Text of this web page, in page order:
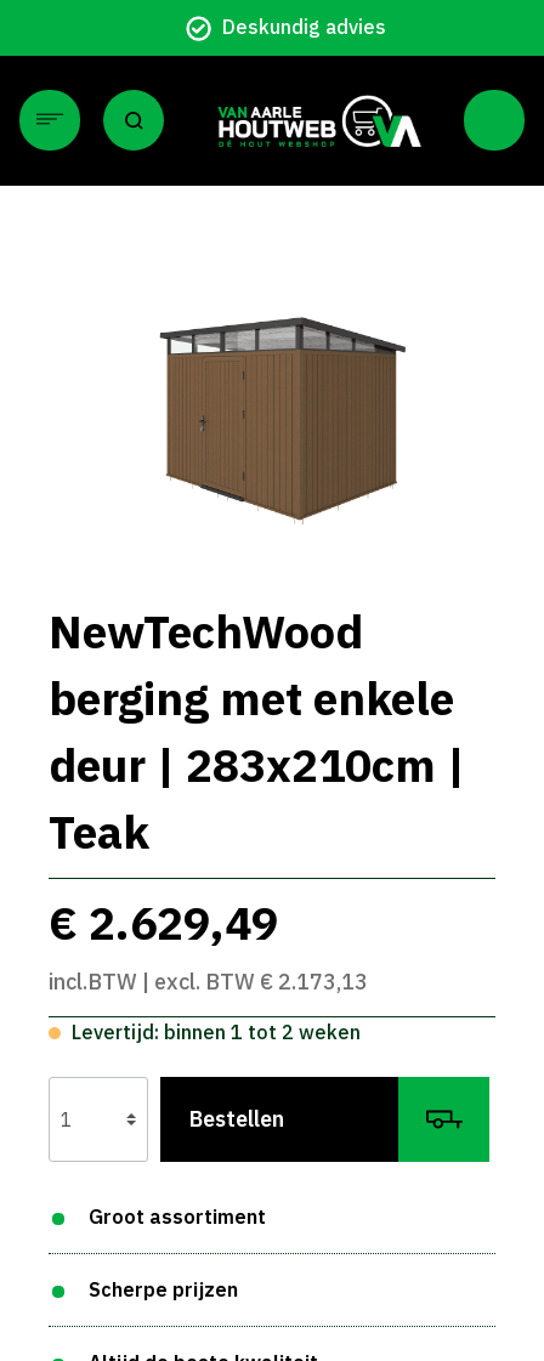
NewTechWood
berging met enkele
deur | 283x210cm |
Teak
€ 2.629,49
incl.BTW | excl. BTW € 2.173,13
Levertijd: binnen 1 tot 2 weken
Bestellen
Groot assortiment
Scherpe prijzen